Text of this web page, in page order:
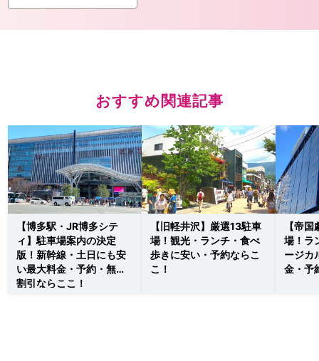
おすすめ関連記事
【博多駅・JR博多シテ
ィ】駐車場案内の決定
版！新幹線・土日にも安
い最大料金・予約・無料
割引ならここ！
【旧軽井沢】厳選13駐車
場！観光・ランチ・食べ
歩きに安い・予約ならこ
こ！
【帝
場！ラ
ージカ
金・予